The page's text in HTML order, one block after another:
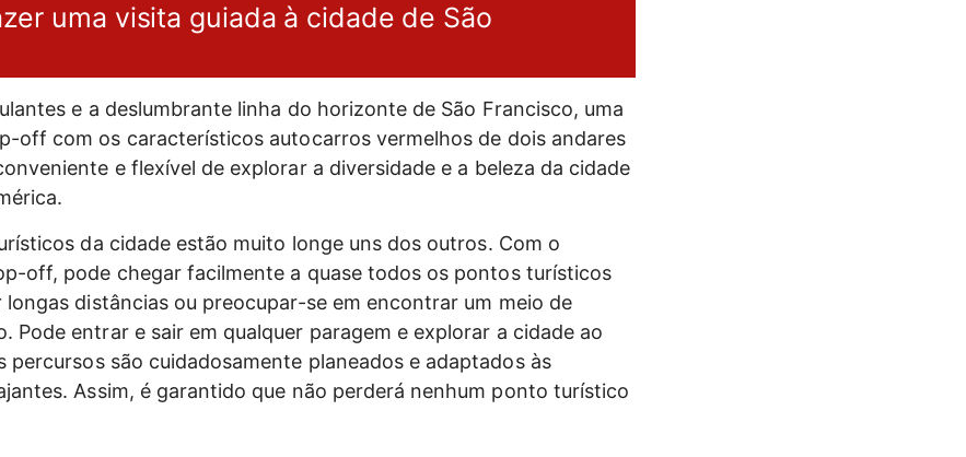
uma visita guiada à cidade de São
e a deslumbrante linha do horizonte de São Francisco, uma
off com os característicos autocarros vermelhos de dois andares
e flexível de explorar a diversidade e a beleza da cidade
da cidade estão muito longe uns dos outros. Com o
off, pode chegar facilmente a quase todos os pontos turísticos
distâncias ou preocupar-se em encontrar um meio de
Pode entrar e sair em qualquer paragem e explorar a cidade ao
percursos são cuidadosamente planeados e adaptados às
Assim, é garantido que não perderá nenhum ponto turístico